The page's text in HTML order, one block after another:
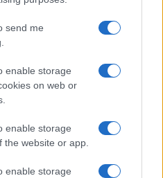
send me
enable storage
on web or
enable storage
the website or app.
enable storage
sintomi e strategie di